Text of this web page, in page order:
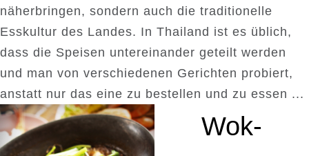
näherbringen, sondern auch die traditionelle
Esskultur des Landes. In Thailand ist es üblich,
dass die Speisen untereinander geteilt werden
und man von verschiedenen Gerichten probiert,
anstatt nur das eine zu bestellen und zu essen ...
Wok-